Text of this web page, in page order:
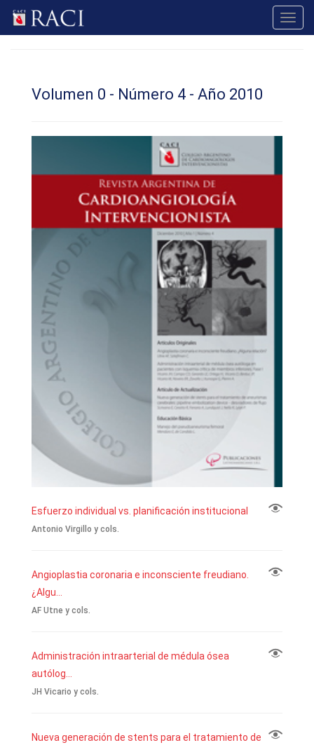
Volumen 0 - Número 4 - Año 2010
Esfuerzo individual vs. planificación institucional
Antonio Virgillo y cols.
Angioplastia coronaria e inconsciente freudiano.
¿Algu...
AF Utne y cols.
Administración intraarterial de médula ósea
autólog...
JH Vicario y cols.
Nueva generación de stents para el tratamiento de